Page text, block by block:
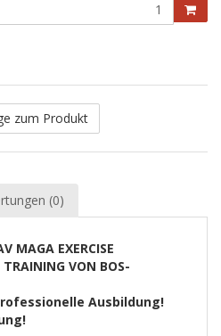
zum Produkt
(0)
MAGA EXERCISE
TRAINING VON BOS-
Ausbildung!